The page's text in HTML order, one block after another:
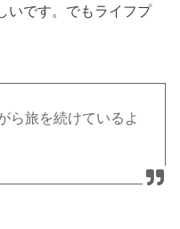
いです。でもライフプ
ら旅を続けているよ